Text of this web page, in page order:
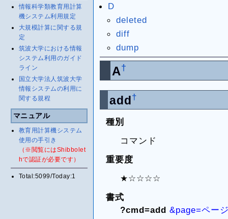
情報科学類教育用計算
機システム利用規定
大規模計算に関する規
定
筑波大学における情報
システム利用のガイド
ライン
国立大学法人筑波大学
情報システムの利用に
関する規程
マニュアル
教育用計算機システム
使用の手引き
（※閲覧にはShibbolet
hで認証が必要です）
Total:5099/Today:1
D
deleted
diff
dump
A†
add†
種別
コマンド
重要度
★☆☆☆☆
書式
?cmd=add &page=ペー